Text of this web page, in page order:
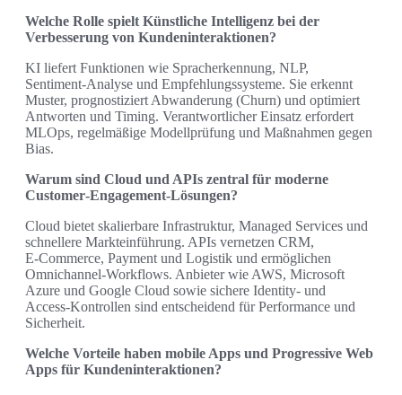
Welche Rolle spielt Künstliche Intelligenz bei der
Verbesserung von Kundeninteraktionen?
KI liefert Funktionen wie Spracherkennung, NLP,
Sentiment‑Analyse und Empfehlungssysteme. Sie erkennt
Muster, prognostiziert Abwanderung (Churn) und optimiert
Antworten und Timing. Verantwortlicher Einsatz erfordert
MLOps, regelmäßige Modellprüfung und Maßnahmen gegen
Bias.
Warum sind Cloud und APIs zentral für moderne
Customer‑Engagement‑Lösungen?
Cloud bietet skalierbare Infrastruktur, Managed Services und
schnellere Markteinführung. APIs vernetzen CRM,
E‑Commerce, Payment und Logistik und ermöglichen
Omnichannel‑Workflows. Anbieter wie AWS, Microsoft
Azure und Google Cloud sowie sichere Identity‑ und
Access‑Kontrollen sind entscheidend für Performance und
Sicherheit.
Welche Vorteile haben mobile Apps und Progressive Web
Apps für Kundeninteraktionen?